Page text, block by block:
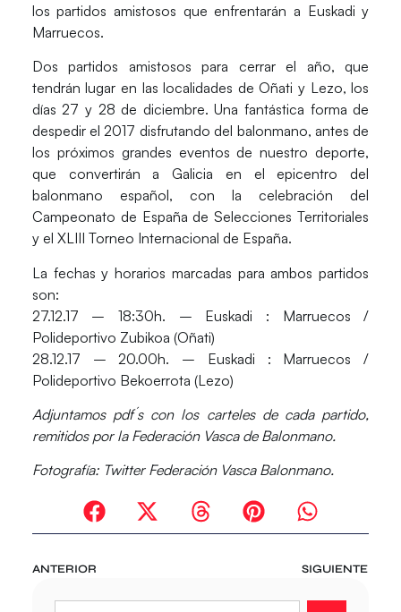
los partidos amistosos que enfrentarán a Euskadi y
Marruecos.
Dos partidos amistosos para cerrar el año, que
tendrán lugar en las localidades deOñati y Lezo, los
días27 y 28 de diciembre. Una fantástica forma de
despedir el 2017 disfrutando del balonmano, antes de
los próximos grandes eventos de nuestro deporte,
que convertirán a Galicia en el epicentro del
balonmano español, con la celebración del
Campeonato de España de Selecciones Territoriales
y el XLIII Torneo Internacional de España.
La fechas y horarios marcadas para ambos partidos
son:
27.12.17 – 18:30h. – Euskadi : Marruecos /
Polideportivo Zubikoa (Oñati)
28.12.17 – 20.00h. – Euskadi : Marruecos /
Polideportivo Bekoerrota (Lezo)
Adjuntamos pdf´s con los carteles de cada partido,
remitidos por la Federación Vasca de Balonmano.
Fotografía: Twitter Federación Vasca Balonmano.
ANTERIOR SIGUIENTE